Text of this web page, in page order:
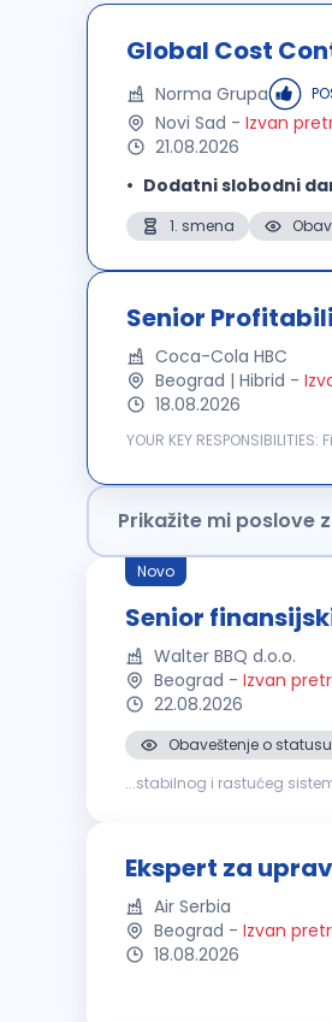
Global Cost
Norma Grupa
Novi Sad - Izvan
21.08.2026
Dodatni slobodni
1. smena
Senior
Coca-Cola HBC
Beograd | Hibrid -
18.08.2026
YOUR KEY RESPONSIBILITIES: Financial ownership for the assigned category or channel in line with the operating model and internal governance. Business
Prikažite mi poslove
Novo
Senior
Walter BBQ d.o.o.
Beograd - Izvan
22.08.2026
Obaveštenje o
...stabilnog i rastućeg
Ekspert za
Air Serbia
Beograd - Izvan
18.08.2026